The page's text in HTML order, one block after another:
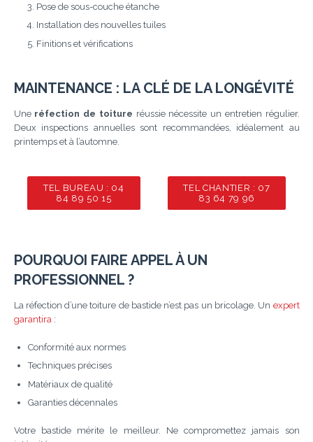
Pose de sous-couche étanche
Installation des nouvelles tuiles
Finitions et vérifications
MAINTENANCE : LA CLÉ DE LA LONGÉVITÉ
Une réfection de toiture réussie nécessite un entretien régulier.
Deux inspections annuelles sont recommandées, idéalement au
printemps et à l’automne.
TEL BUREAU : 04
84 89 50 15
TEL CHANTIER : 07
83 64 79 96
POURQUOI FAIRE APPEL À UN
PROFESSIONNEL ?
La réfection d’une toiture de bastide n’est pas un bricolage. Un expert
garantira:
Conformité aux normes
Techniques précises
Matériaux de qualité
Garanties décennales
Votre bastide mérite le meilleur. Ne compromettez jamais son